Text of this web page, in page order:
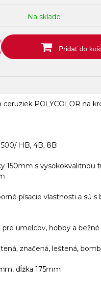
Na sklade
Pridať do
ceruziek POLYCOLOR na
HB, 4B, 8B
150mm s vysokokvalitnou
písacie vlastnosti a sú s
pre umelcov, hobby a bežné
značená, leštená,
dĺžka 175mm